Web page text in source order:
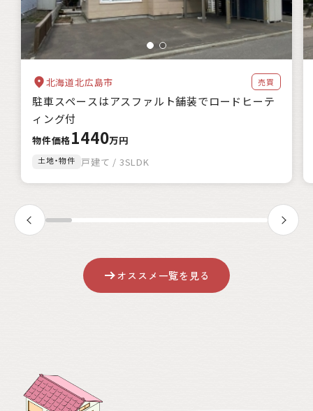
家賃補助
住宅購入補助
リフォーム補助
移住補助
起業補助
キーワード
該当 1 件
クリア
北海道北広島市 売買
駐車スペースはアスファルト舗装でロードヒーテ
ィング付
物件価格1440万円
土地・物件 戸建て / 3SLDK
オススメ一覧を見る